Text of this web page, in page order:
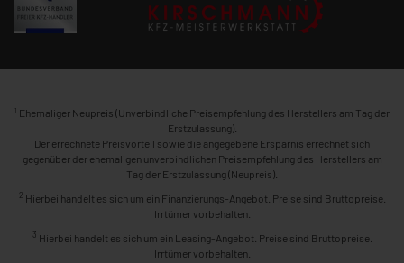
1 Ehemaliger Neupreis (Unverbindliche Preisempfehlung des Herstellers am Tag der
Erstzulassung).
Der errechnete Preisvorteil sowie die angegebene Ersparnis errechnet sich
gegenüber der ehemaligen unverbindlichen Preisempfehlung des Herstellers am
Tag der Erstzulassung (Neupreis).
2 Hierbei handelt es sich um ein Finanzierungs-Angebot. Preise sind Bruttopreise.
Irrtümer vorbehalten.
3 Hierbei handelt es sich um ein Leasing-Angebot. Preise sind Bruttopreise.
Irrtümer vorbehalten.